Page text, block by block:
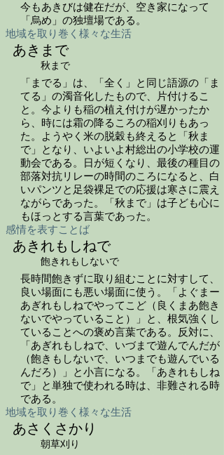
今もあきびは健在だが、空き家になって
「烏め」の独壇場である。
地域を取り巻く様々な生活
あきまで
秋まで
「までる」は、「全く」と同じ語源の「ま
てる」の濁音化したもので、片付けるこ
と。今よりも稲の植え付けが遅かったか
ら、時には霜の降るころの稲刈りもあっ
た。ようやく米の脱穀も終えると「秋ま
で」となり、いよいよ村総出の小学校の運
動会である。日が短くなり、最後の種目の
部落対抗リレーの時間のころになると、白
いパンツと足袋裸足での応援は寒さに震え
ながらであった。「秋まで」は子ども心に
もほっとする言葉であった。
感情を表すことば
あきれもしねで
飽きれもしないで
長時間飽きずに取り組むことに対すして、
良い場面にも悪い場面に使う。「よぐまー
あぎれもしねでやってこど（良くまあ飽き
ないでやっていること）」と、根気強くし
ていることへの褒め言葉である。反対に、
「あぎれもしねで、いづまで遊んでんだが
（飽きもしないで、いつまでも遊んでいる
んだろ）」と小言になる。「あきれもしね
で」と単独で使われる時は、非難される時
である。
地域を取り巻く様々な生活
あさくさかり
朝草刈り